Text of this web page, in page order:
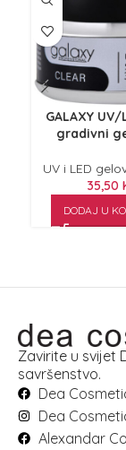
GALAXY
gradivni
UV i LED
35,50
DODAJ U
Zavirite u svijet
savršenstvo.
Dea
Dea
Alexandar